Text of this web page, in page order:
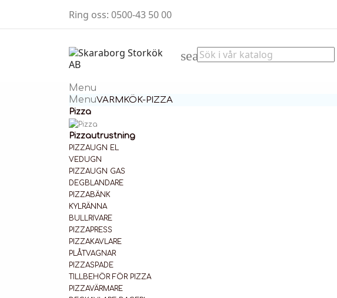
Ring oss: 0500-43 50 00
search
Menu
MenuVARMKÖK-PIZZA
Pizza
Pizzautrustning
PIZZAUGN EL
VEDUGN
PIZZAUGN GAS
DEGBLANDARE
PIZZABÄNK
KYLRÄNNA
BULLRIVARE
PIZZAPRESS
PIZZAKAVLARE
PLÅTVAGNAR
PIZZASPADE
TILLBEHÖR FÖR PIZZA
PIZZAVÄRMARE